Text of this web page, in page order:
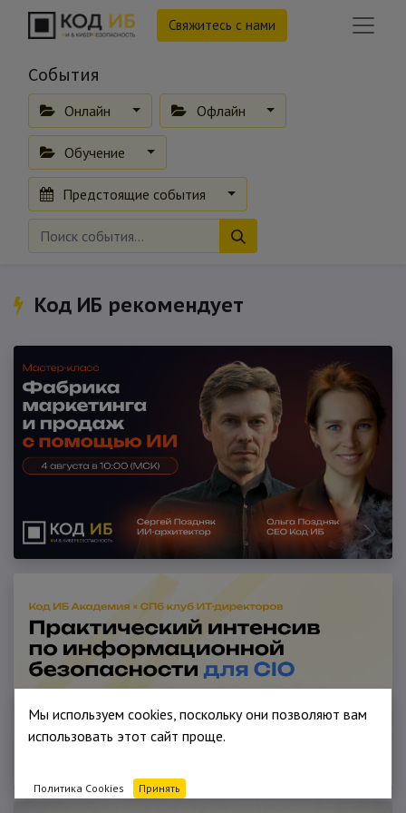
Свяжитесь с нами
События
Онлайн Офлайн
Обучение
Предстоящие события
Код ИБ рекомендует
Мы используем cookies, поскольку они позволяют вам
использовать этот сайт проще.
Политика Cookies Принять